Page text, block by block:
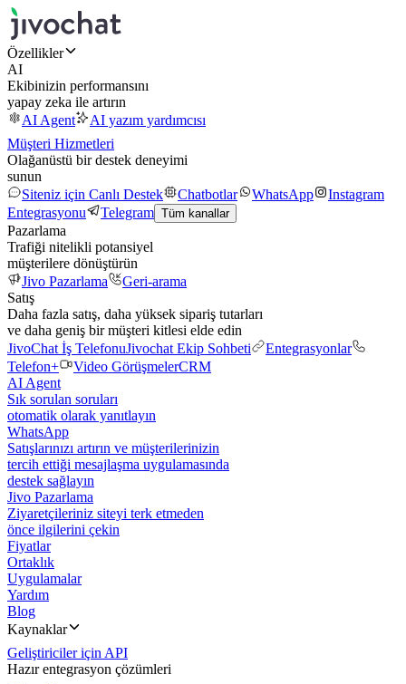
Özellikler
AI
Ekibinizin performansını
yapay zeka ile artırın
AI Agent
AI yazım yardımcısı
Müşteri Hizmetleri
Olağanüstü bir destek deneyimi
sunun
Siteniz için Canlı Destek
Chatbotlar WhatsApp
Instagram
Entegrasyonu
Telegram Tüm kanallar
Pazarlama
Trafiği nitelikli potansiyel
müşterilere dönüştürün
Jivo Pazarlama
Geri-arama
Satış
Daha fazla satış, daha yüksek sipariş tutarları
ve daha geniş bir müşteri kitlesi elde edin
JivoChat İş TelefonuJivochat Ekip Sohbeti
Entegrasyonlar
Telefon+
Video GörüşmelerCRM
AI Agent
Sık sorulan soruları
otomatik olarak yanıtlayın
WhatsApp
Satışlarınızı artırın ve müşterilerinizin
tercih ettiği mesajlaşma uygulamasında
destek sağlayın
Jivo Pazarlama
Ziyaretçileriniz siteyi terk etmeden
önce ilgilerini çekin
Fiyatlar
Ortaklık
Uygulamalar
Yardım
Blog
Kaynaklar
Geliştiriciler için API
Hazır entegrasyon çözümleri